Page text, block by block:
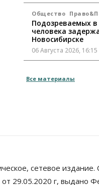
Общество
Подозреваемых
человека
Новосибирске
06 Августа 2026, 16:15
Пенсионеры
Власть
Все материалы
сетевое издание.
29.05.2020 г, выдано